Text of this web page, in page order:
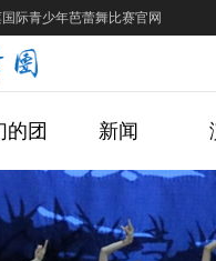
际青少年芭蕾舞比赛官网
的团 新闻